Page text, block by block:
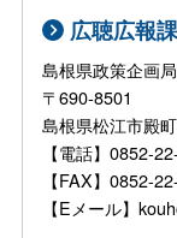
広聴広報課
島根県政策企画
〒690-8501
島根県松江市
【電話】0852-
【FAX】0852-
【Eメール】